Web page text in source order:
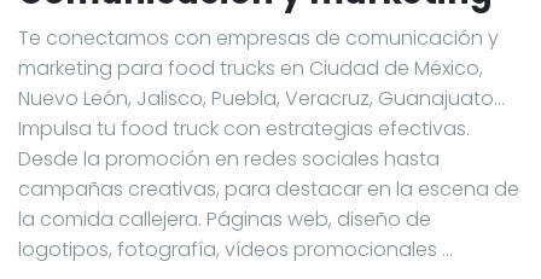
Te conectamos con empresas de comunicación y
marketing para food trucks en Ciudad de México,
Nuevo León, Jalisco, Puebla, Veracruz, Guanajuato…
Impulsa tu food truck con estrategias efectivas.
Desde la promoción en redes sociales hasta
campañas creativas, para destacar en la escena de
la comida callejera. Páginas web, diseño de
logotipos, fotografía, vídeos promocionales ...